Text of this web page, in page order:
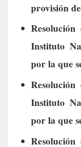
provisión
Instituto
por la que
Instituto
por la que